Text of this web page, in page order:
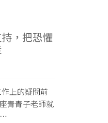
，把恐懼
上的疑問前
青青子老師就